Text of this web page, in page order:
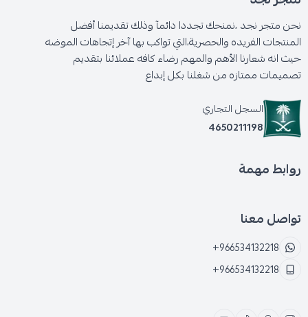
نحن متجر نجد ،نمنحك تجددا دائمآ وذلك تقديمنا أفضل
المنتجات الفريده والحصرية،التي تواكب بها آخر إتجاهات الموضه
حيث انه شعارنا الأهم والمهم رضاء كافه عملائنا بتقديم
تصميمات ممتازه من شغلنا بكل إبداع
السجل التجاري
4650211198
روابط مهمة
تواصل معنا
+966534132218
+966534132218